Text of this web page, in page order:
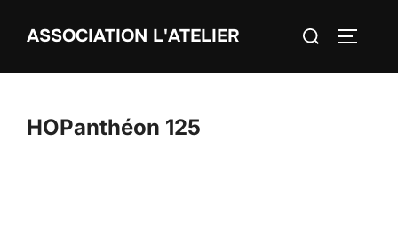
ASSOCIATION L'ATELIER Rechercher :
HOPanthéon 125